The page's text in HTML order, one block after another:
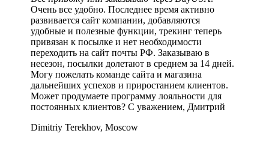
Очень все удобно. Последнее время активно
развивается сайт компании, добавляются
удобные и полезные функции, трекинг теперь
привязан к посылке и нет необходимости
переходить на сайт почты РФ. Заказываю в
несезон, посылки долетают в среднем за 14 дней.
Могу пожелать команде сайта и магазина
дальнейших успехов и приростанием клиентов.
Может продумаете программу лояльности для
постоянных клиентов? С уважением, Дмитрий
Dimitriy Terekhov, Moscow